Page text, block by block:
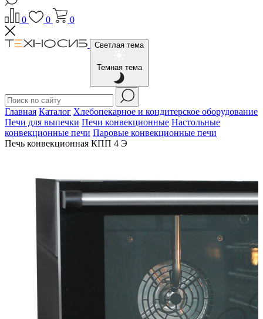
0 0 0
Светлая тема
Темная тема
Главная Каталог Хлебопекарное и кондитерское оборудование
Печи для выпечки Печи конвекционные Настольные
конвекционные печи Паровые конвекционные печи
Печь конвекционная КПП 4 Э